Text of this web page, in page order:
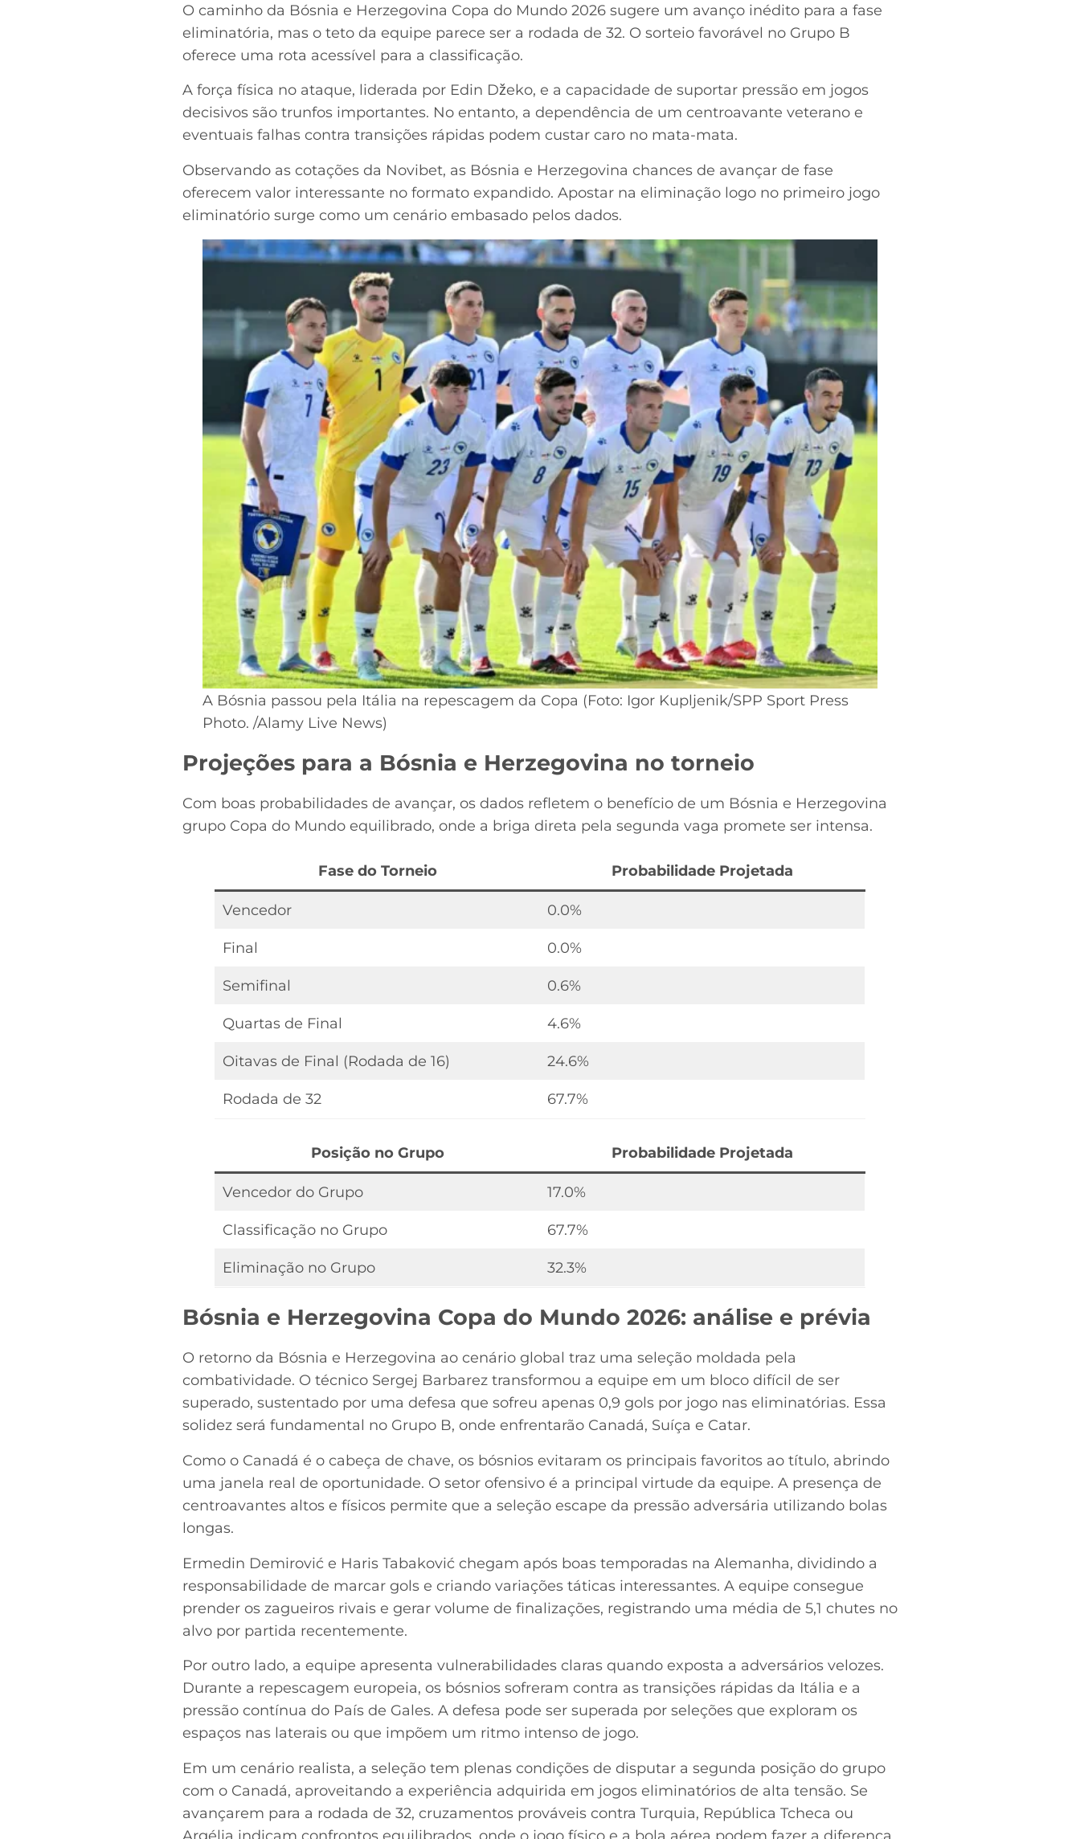
O caminho da Bósnia e Herzegovina Copa do Mundo 2026 sugere um avanço inédito para a fase
eliminatória, mas o teto da equipe parece ser a rodada de 32. O sorteio favorável no Grupo B
oferece uma rota acessível para a classificação.
A força física no ataque, liderada por Edin Džeko, e a capacidade de suportar pressão em jogos
decisivos são trunfos importantes. No entanto, a dependência de um centroavante veterano e
eventuais falhas contra transições rápidas podem custar caro no mata-mata.
Observando as cotações da Novibet, as Bósnia e Herzegovina chances de avançar de fase
oferecem valor interessante no formato expandido. Apostar na eliminação logo no primeiro jogo
eliminatório surge como um cenário embasado pelos dados.
A Bósnia passou pela Itália na repescagem da Copa (Foto: Igor Kupljenik/SPP Sport Press
Photo. /Alamy Live News)
Projeções para a Bósnia e Herzegovina no torneio
Com boas probabilidades de avançar, os dados refletem o benefício de um Bósnia e Herzegovina
grupo Copa do Mundo equilibrado, onde a briga direta pela segunda vaga promete ser intensa.
Fase do Torneio Probabilidade Projetada
Vencedor 0.0%
Final 0.0%
Semifinal 0.6%
Quartas de Final 4.6%
Oitavas de Final (Rodada de 16) 24.6%
Rodada de 32 67.7%
Posição no Grupo Probabilidade Projetada
Vencedor do Grupo 17.0%
Classificação no Grupo 67.7%
Eliminação no Grupo 32.3%
Bósnia e Herzegovina Copa do Mundo 2026: análise e prévia
O retorno da Bósnia e Herzegovina ao cenário global traz uma seleção moldada pela
combatividade. O técnico Sergej Barbarez transformou a equipe em um bloco difícil de ser
superado, sustentado por uma defesa que sofreu apenas 0,9 gols por jogo nas eliminatórias. Essa
solidez será fundamental no Grupo B, onde enfrentarão Canadá, Suíça e Catar.
Como o Canadá é o cabeça de chave, os bósnios evitaram os principais favoritos ao título, abrindo
uma janela real de oportunidade. O setor ofensivo é a principal virtude da equipe. A presença de
centroavantes altos e físicos permite que a seleção escape da pressão adversária utilizando bolas
longas.
Ermedin Demirović e Haris Tabaković chegam após boas temporadas na Alemanha, dividindo a
responsabilidade de marcar gols e criando variações táticas interessantes. A equipe consegue
prender os zagueiros rivais e gerar volume de finalizações, registrando uma média de 5,1 chutes no
alvo por partida recentemente.
Por outro lado, a equipe apresenta vulnerabilidades claras quando exposta a adversários velozes.
Durante a repescagem europeia, os bósnios sofreram contra as transições rápidas da Itália e a
pressão contínua do País de Gales. A defesa pode ser superada por seleções que exploram os
espaços nas laterais ou que impõem um ritmo intenso de jogo.
Em um cenário realista, a seleção tem plenas condições de disputar a segunda posição do grupo
com o Canadá, aproveitando a experiência adquirida em jogos eliminatórios de alta tensão. Se
avançarem para a rodada de 32, cruzamentos prováveis contra Turquia, República Tcheca ou